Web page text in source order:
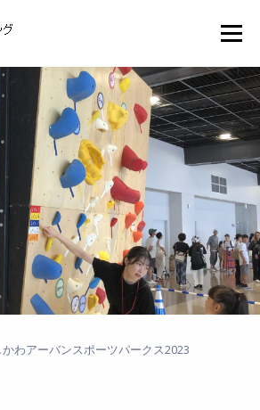
メニュー
商品一覧
ント.JP
かわアーバンスポーツパークス2023